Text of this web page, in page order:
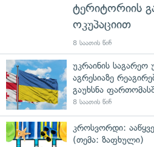
ტერიტორიის
ოკუპაციით
8 საათის წინ
უკრაინის
აგრესიაზე
გაუხსნა
8 საათის წინ
კროსვორდი:
(თემა: ზაფხული)